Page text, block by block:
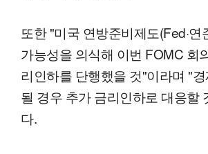
또한 "미국 연방준비제도(Fed·연
가능성을 의식해 이번 FOMC 회
리인하를 단행했을 것"이라며 "
될 경우 추가 금리인하로 대응할
다.